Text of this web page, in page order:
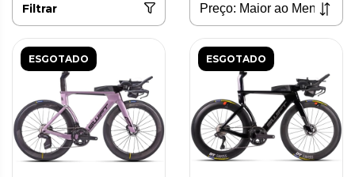
Filtrar
ESGOTADO ESGOTADO